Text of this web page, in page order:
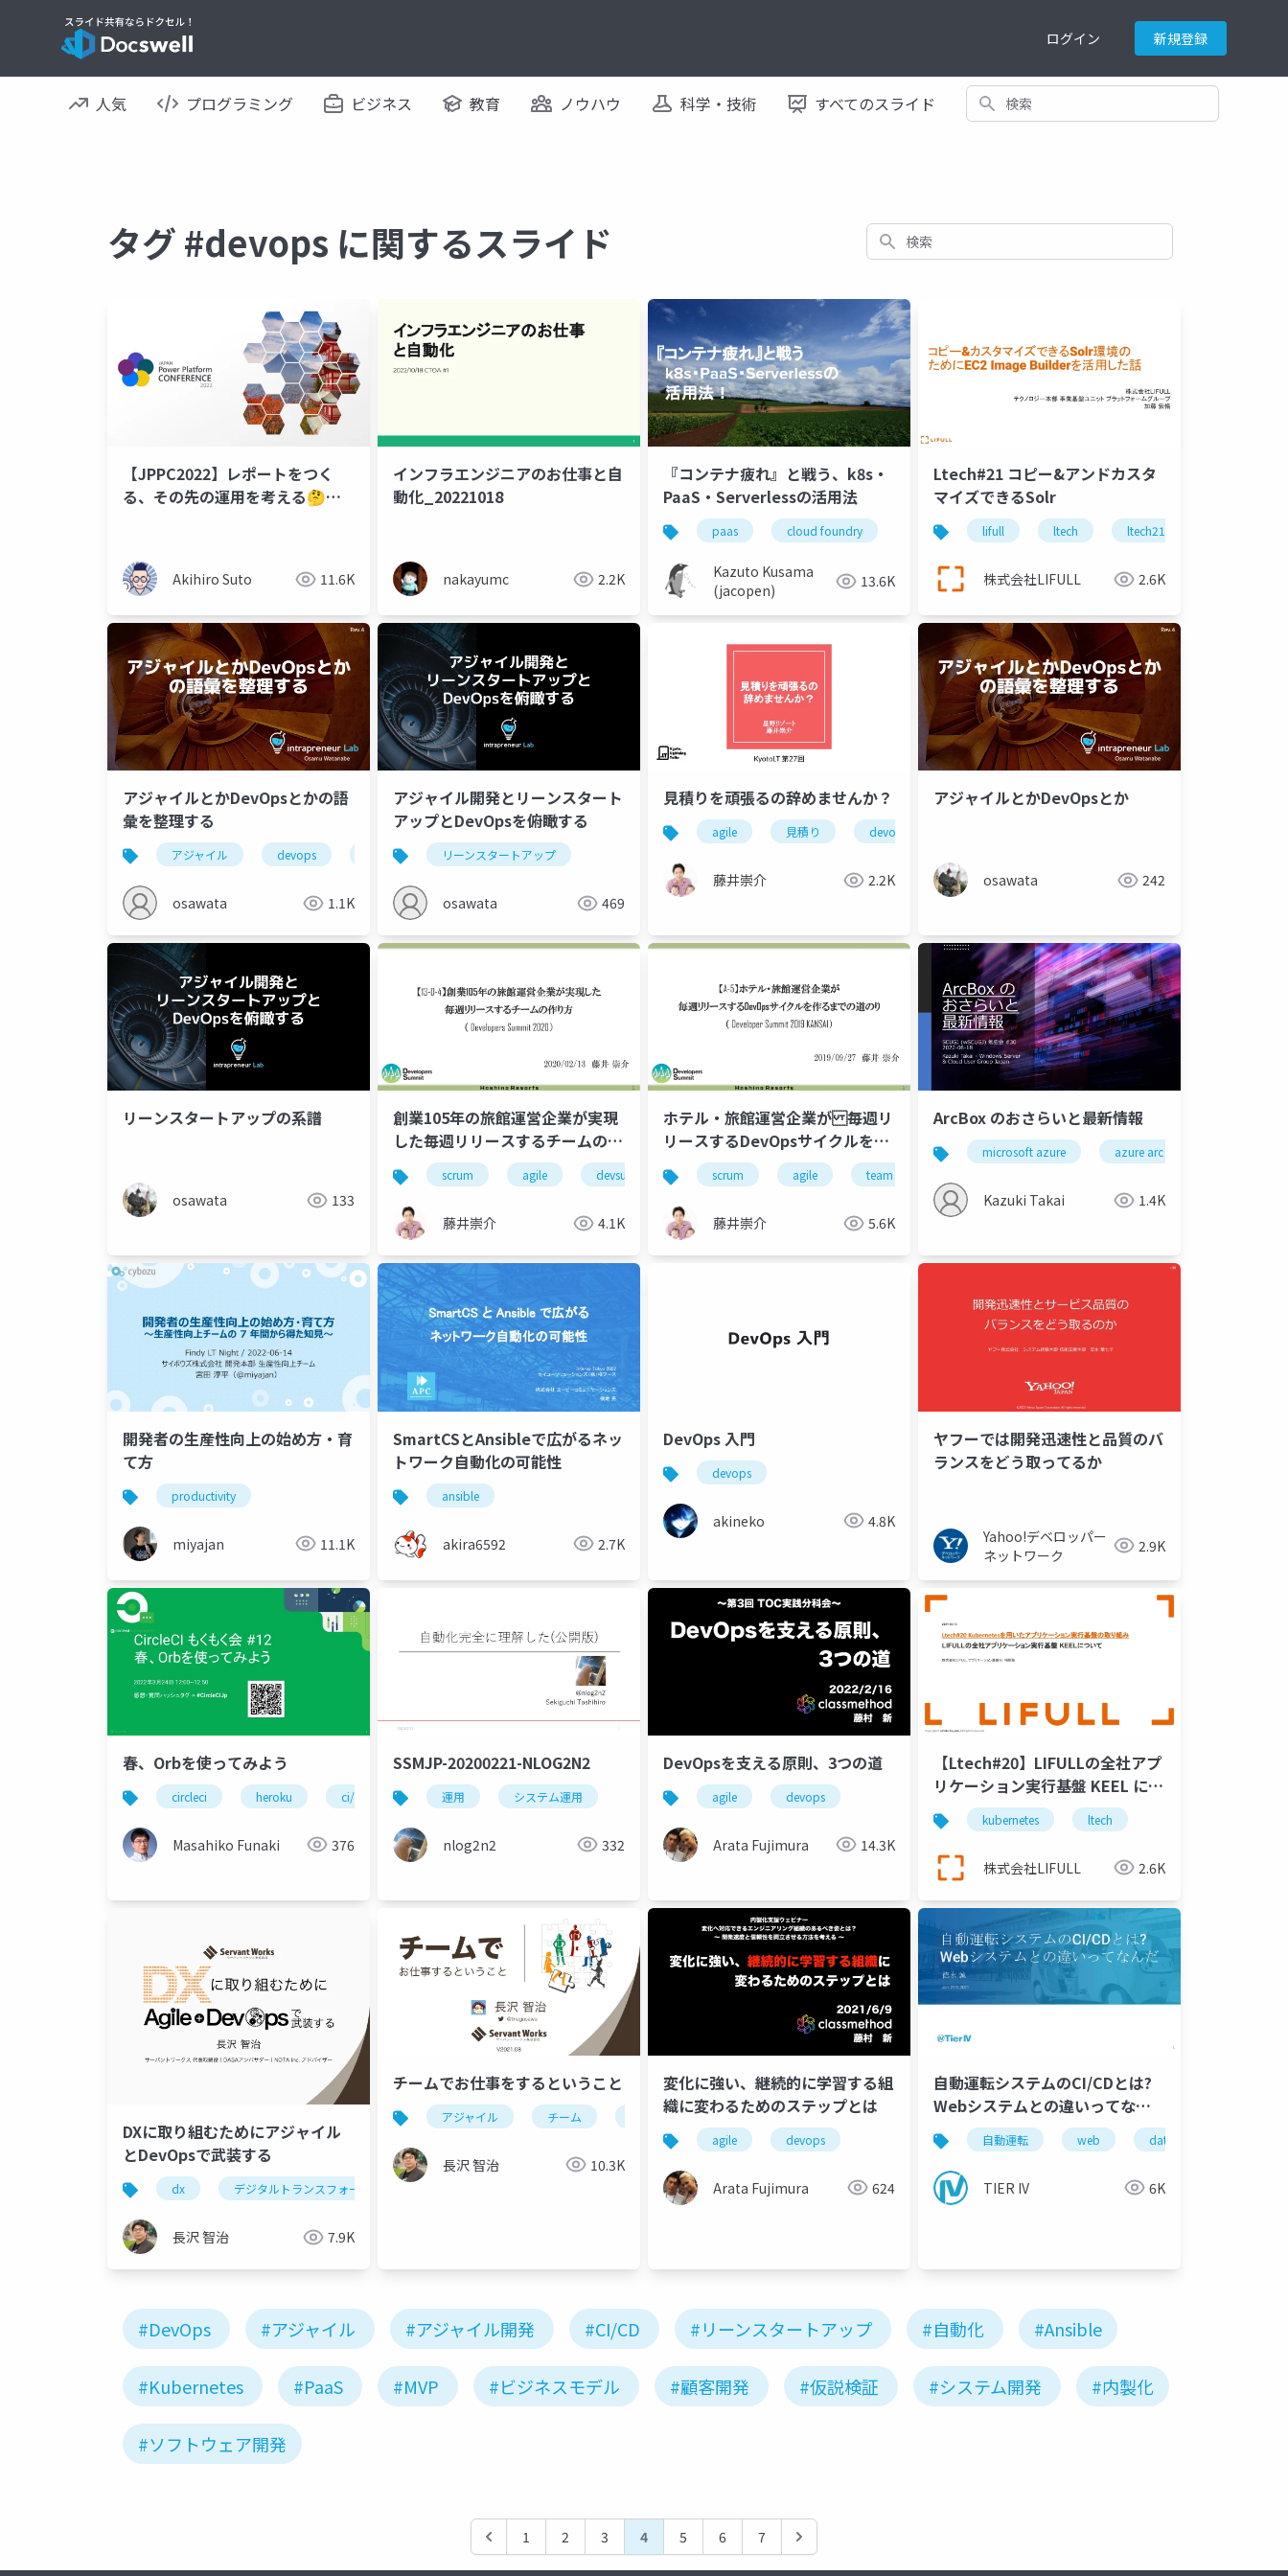
ログイン 新規登録
人気 プログラミング ビジネス 教育 ノウハウ 科学・技術 すべてのスライド 検索
タグ #devops に関するスライド 検索
【JPPC2022】レポートをつく
る、その先の運用を考える🤔
Akihiro Suto 11.6K
インフラエンジニアのお仕事と自
動化_20221018
nakayumc 2.2K
『コンテナ疲れ』と戦う、k8s・
PaaS・Serverlessの活用法
paas cloud foundry serverless kubernetes
Kazuto Kusama
(jacopen)
13.6K
Ltech#21 コピー&アンドカスタ
マイズできるSolr
lifull ltech ltech21
株式会社LIFULL 2.6K
アジャイルとかDevOpsとかの語
彙を整理する
アジャイル devops
osawata 1.1K
アジャイル開発とリーンスタート
アップとDevOpsを俯瞰する
リーンスタートアップ
osawata 469
見積りを頑張るの辞めませんか？
agile 見積り devops
藤井崇介 2.2K
アジャイルとかDevOpsとか
osawata 242
リーンスタートアップの系譜
osawata 133
創業105年の旅館運営企業が実現
した毎週リリースするチームの作
り方
scrum agile devsumi devops hotel
藤井崇介 4.1K
ホテル・旅館運営企業が 毎週リ
リースするDevOpsサイクルを作
るまでの道のり
scrum agile team
藤井崇介 5.6K
ArcBox のおさらいと最新情報
microsoft azure azure arc
Kazuki Takai 1.4K
開発者の生産性向上の始め方・育
て方
productivity
miyajan 11.1K
SmartCSとAnsibleで広がるネッ
トワーク自動化の可能性
ansible
akira6592 2.7K
DevOps 入門
devops
akineko 4.8K
ヤフーでは開発迅速性と品質のバ
ランスをどう取ってるか
Yahoo!デベロッパー
ネットワーク
2.9K
春、Orbを使ってみよう
circleci heroku ci/cd container devops
Masahiko Funaki 376
SSMJP-20200221-NLOG2N2
運用 システム運用
nlog2n2 332
DevOpsを支える原則、3つの道
agile devops
Arata Fujimura 14.3K
【Ltech#20】LIFULLの全社アプ
リケーション実行基盤 KEEL につ
いて
kubernetes ltech
株式会社LIFULL 2.6K
DXに取り組むためにアジャイル
とDevOpsで武装する
dx デジタルトランスフォーメーション ソフトウェア開発 faq フロー
長沢 智治 7.9K
チームでお仕事をするということ
アジャイル チーム devops ワークグループ 働き方
長沢 智治 10.3K
変化に強い、継続的に学習する組
織に変わるためのステップとは
agile devops
Arata Fujimura 624
自動運転システムのCI/CDとは?
Webシステムとの違いってなん
だ
自動運転 web data
TIER IV 6K
#DevOps #アジャイル #アジャイル開発 #CI/CD #リーンスタートアップ #自動化 #Ansible
#Kubernetes #PaaS #MVP #ビジネスモデル #顧客開発 #仮説検証 #システム開発 #内製化
#ソフトウェア開発
1 2 3 4 5 6 7